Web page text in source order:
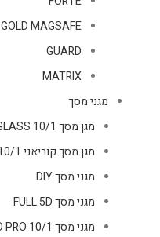
GOLD MAGSAFE
GUARD
MATRIX
מגני מסך
מגן מסך GLASS 10/1
מגן מסך קוריאני 10/1
מגני מסך DIY
מגני מסך FULL 5D
מגני מסך FULL 5D HD PRO 10/1